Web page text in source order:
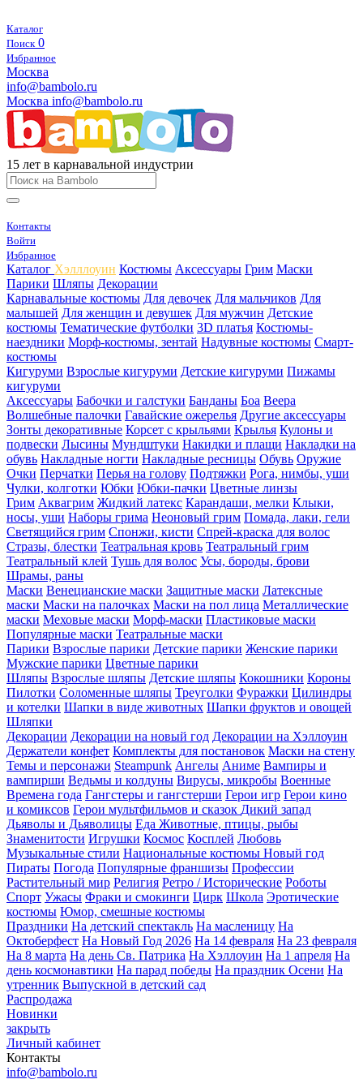
Каталог
Поиск 0
Избранное
Москва
info@bambolo.ru
Москва info@bambolo.ru
15 лет в карнавальной индустрии
Контакты
Войти
Избранное
Каталог Хэлллоуин Костюмы Аксессуары Грим Маски
Парики Шляпы Декорации
Карнавальные костюмы Для девочек Для мальчиков Для
малышей Для женщин и девушек Для мужчин Детские
костюмы Тематические футболки 3D платья Костюмы-
наездники Морф-костюмы, зентай Надувные костюмы Смарт-
костюмы
Кигуруми Взрослые кигуруми Детские кигуруми Пижамы
кигуруми
Аксессуары Бабочки и галстуки Банданы Боа Веера
Волшебные палочки Гавайские ожерелья Другие аксессуары
Зонты декоративные Корсет с крыльями Крылья Кулоны и
подвески Лысины Мундштуки Накидки и плащи Накладки на
обувь Накладные ногти Накладные ресницы Обувь Оружие
Очки Перчатки Перья на голову Подтяжки Рога, нимбы, уши
Чулки, колготки Юбки Юбки-пачки Цветные линзы
Грим Аквагрим Жидкий латекс Карандаши, мелки Клыки,
носы, уши Наборы грима Неоновый грим Помада, лаки, гели
Светящийся грим Спонжи, кисти Спрей-краска для волос
Стразы, блестки Театральная кровь Театральный грим
Театральный клей Тушь для волос Усы, бороды, брови
Шрамы, раны
Маски Венецианские маски Защитные маски Латексные
маски Маски на палочках Маски на пол лица Металлические
маски Меховые маски Морф-маски Пластиковые маски
Популярные маски Театральные маски
Парики Взрослые парики Детские парики Женские парики
Мужские парики Цветные парики
Шляпы Взрослые шляпы Детские шляпы Кокошники Короны
Пилотки Соломенные шляпы Треуголки Фуражки Цилиндры
и котелки Шапки в виде животных Шапки фруктов и овощей
Шляпки
Декорации Декорации на новый год Декорации на Хэллоуин
Держатели конфет Комплекты для постановок Маски на стену
Темы и персонажи Steampunk Ангелы Аниме Вампиры и
вампирши Ведьмы и колдуны Вирусы, микробы Военные
Времена года Гангстеры и гангстерши Герои игр Герои кино
и комиксов Герои мультфильмов и сказок Дикий запад
Дьяволы и Дьяволицы Еда Животные, птицы, рыбы
Знаменитости Игрушки Космос Косплей Любовь
Музыкальные стили Национальные костюмы Новый год
Пираты Погода Популярные франшизы Профессии
Растительный мир Религия Ретро / Исторические Роботы
Спорт Ужасы Фраки и смокинги Цирк Школа Эротические
костюмы Юмор, смешные костюмы
Праздники На детский спектакль На масленицу На
Октоберфест На Новый Год 2026 На 14 февраля На 23 февраля
На 8 марта На день Св. Патрика На Хэллоуин На 1 апреля На
день космонавтики На парад победы На праздник Осени На
утренник Выпускной в детский сад
Распродажа
Новинки
закрыть
Личный кабинет
Контакты
info@bambolo.ru